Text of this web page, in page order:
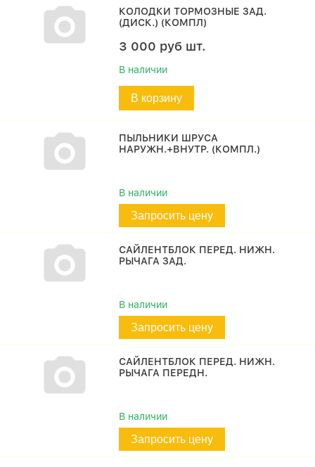
КОЛОДКИ ТОРМОЗНЫЕ ЗАД.
(ДИСК.) (КОМПЛ)
3 000 руб шт.
В наличии
В корзину
ПЫЛЬНИКИ ШРУСА
НАРУЖН.+ВНУТР. (КОМПЛ.)
В наличии
Запросить цену
САЙЛЕНТБЛОК ПЕРЕД. НИЖН.
РЫЧАГА ЗАД.
В наличии
Запросить цену
САЙЛЕНТБЛОК ПЕРЕД. НИЖН.
РЫЧАГА ПЕРЕДН.
В наличии
Запросить цену